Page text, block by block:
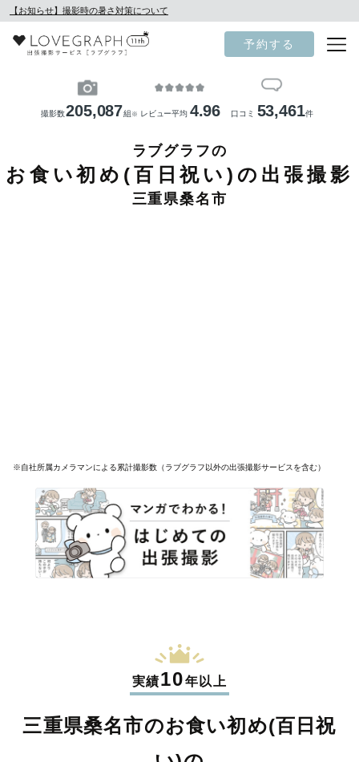
【お知らせ】撮影時の暑さ対策について
予約する
撮影数205,087組 ※ レビュー平均 4.96 口コミ 53,461件
ラブグラフの
お食い初め(百日祝い)の出張撮影
三重県桑名市
※自社所属カメラマンによる累計撮影数（ラブグラフ以外の出張撮影サービスを含む）
実績10年以上
三重県桑名市のお食い初め(百日祝